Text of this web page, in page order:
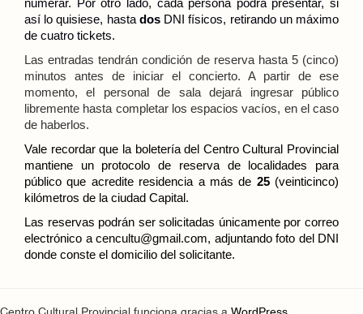
numerar. Por otro lado, cada persona podrá presentar, si
así lo quisiese, hasta dos DNI físicos, retirando un máximo
de cuatro tickets.
Las entradas tendrán condición de reserva hasta 5 (cinco)
minutos antes de iniciar el concierto. A partir de ese
momento, el personal de sala dejará ingresar público
libremente hasta completar los espacios vacíos, en el caso
de haberlos.
Vale recordar que la boletería del Centro Cultural Provincial
mantiene un protocolo de reserva de localidades para
público que acredite residencia a más de 25 (veinticinco)
kilómetros de la ciudad Capital.
Las reservas podrán ser solicitadas únicamente por correo
electrónico a cencultu@gmail.com, adjuntando foto del DNI
donde conste el domicilio del solicitante.